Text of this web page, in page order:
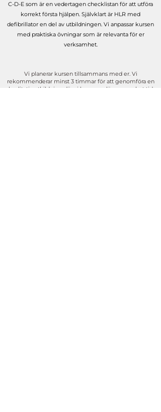
C-D-E som är en vedertagen checklistan för att utföra
korrekt första hjälpen. Självklart är HLR med
defibrillator en del av utbildningen. Vi anpassar kursen
med praktiska övningar som är relevanta för er
verksamhet.
Vi planerar kursen tillsammans med er. Vi
rekommenderar minst 3 timmar för att genomföra en
kvalitativ utbildning där vi kommer lägga mycket tid